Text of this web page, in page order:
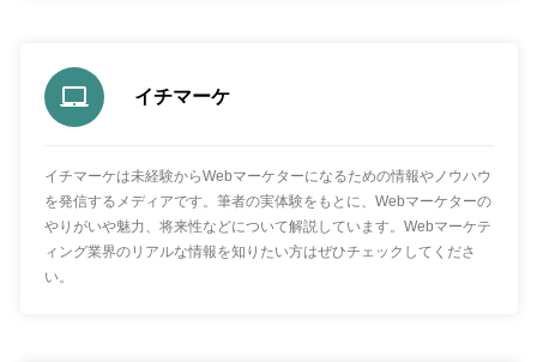
イチマーケ
イチマーケは未経験からWebマーケターになるための情報やノウハウ
を発信するメディアです。筆者の実体験をもとに、Webマーケターの
やりがいや魅力、将来性などについて解説しています。Webマーケテ
ィング業界のリアルな情報を知りたい方はぜひチェックしてくださ
い。